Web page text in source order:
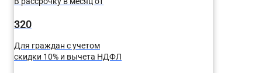
320
Для граждан с учетом
скидки 10% и вычета НДФЛ